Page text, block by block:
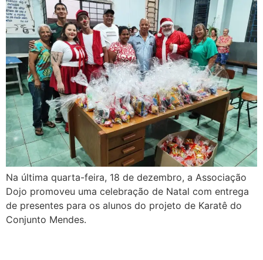
Na última quarta-feira, 18 de dezembro, a Associação
Dojo promoveu uma celebração de Natal com entrega
de presentes para os alunos do projeto de Karatê do
Conjunto Mendes.